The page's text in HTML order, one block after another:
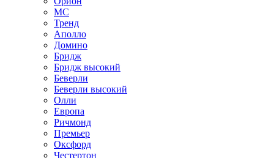
МС
Тренд
Аполло
Домино
Бридж
Бридж высокий
Беверли
Беверли высокий
Олли
Европа
Ричмонд
Премьер
Оксфорд
Честертон